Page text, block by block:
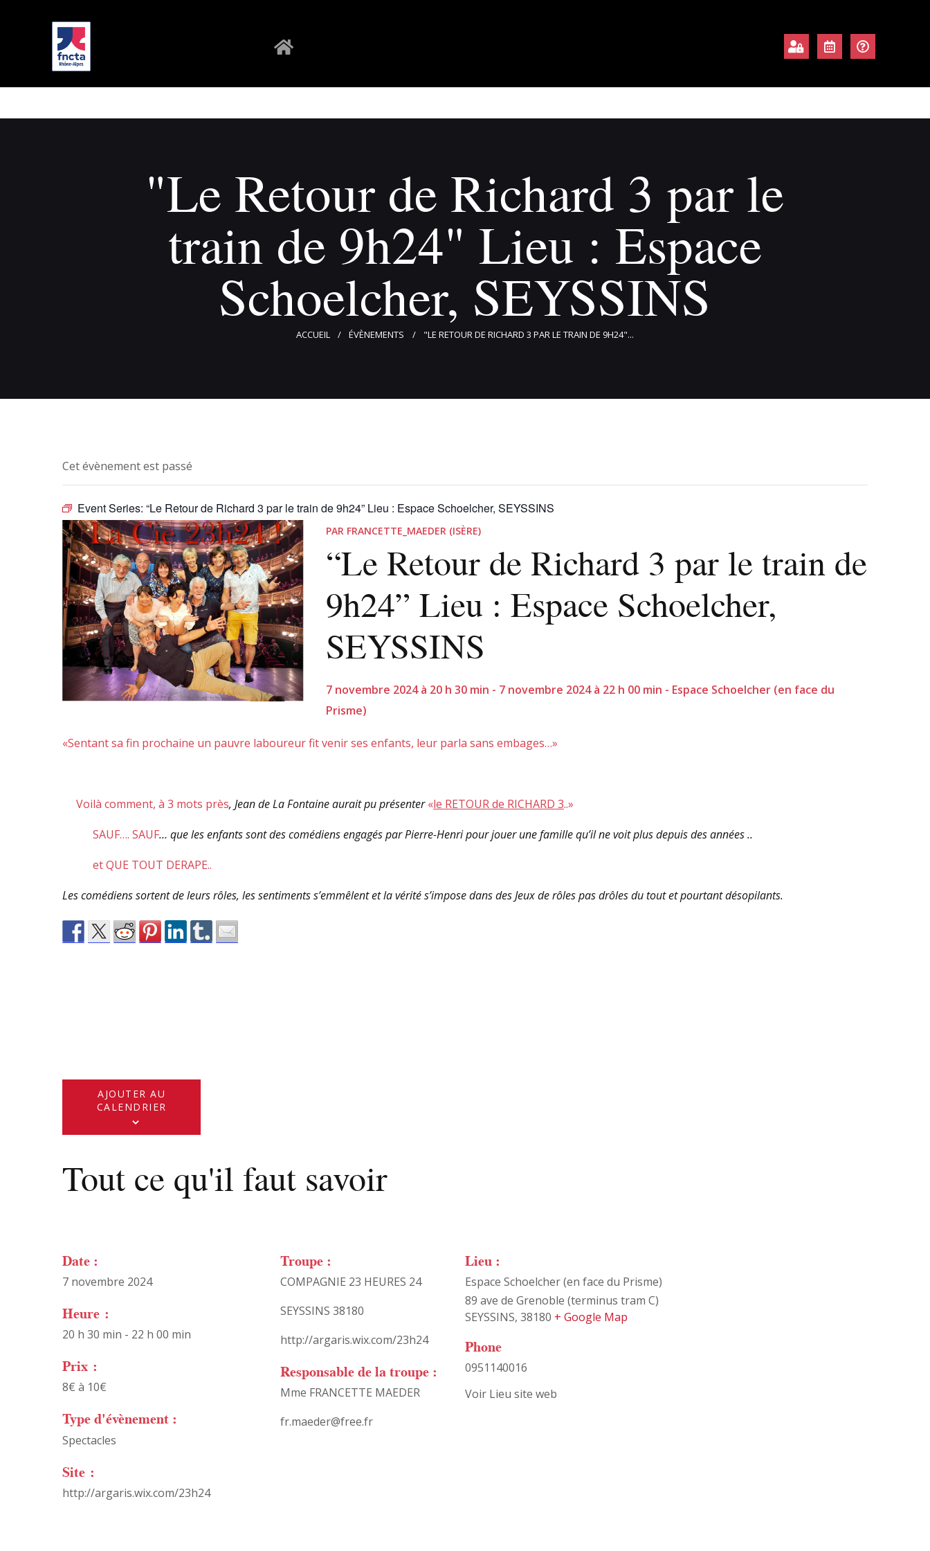
"Le Retour de Richard 3 par le
train de 9h24" Lieu : Espace
Schoelcher, SEYSSINS
ACCUEIL ÉVÈNEMENTS "LE RETOUR DE RICHARD 3 PAR LE TRAIN DE 9H24"...
Évènements
Actualités
Cet évènement est passé
Event Series: “Le Retour de Richard 3 par le train de 9h24” Lieu : Espace Schoelcher, SEYSSINS
PAR FRANCETTE_MAEDER (ISÈRE)
“Le Retour de Richard 3 par le train de
9h24” Lieu : Espace Schoelcher,
SEYSSINS
7 novembre 2024 à 20 h 30 min - 7 novembre 2024 à 22 h 00 min - Espace Schoelcher (en face du
Prisme)
«Sentant sa fin prochaine un pauvre laboureur fit venir ses enfants, leur parla sans embages…»
Voilà comment, à 3 mots près, Jean de La Fontaine aurait pu présenter «le RETOUR de RICHARD 3..»
SAUF…. SAUF… que les enfants sont des comédiens engagés par Pierre-Henri pour jouer une famille qu’il ne voit plus depuis des années ..
et QUE TOUT DERAPE..
Les comédiens sortent de leurs rôles, les sentiments s’emmêlent et la vérité s’impose dans des Jeux de rôles pas drôles du tout et pourtant désopilants.
AJOUTER AU
CALENDRIER
Tout ce qu'il faut savoir
Date :
7 novembre 2024
Heure :
20 h 30 min - 22 h 00 min
Prix :
8€ à 10€
Type d'évènement :
Spectacles
Site :
http://argaris.wix.com/23h24
Troupe :
COMPAGNIE 23 HEURES 24
SEYSSINS 38180
http://argaris.wix.com/23h24
Responsable de la troupe :
Mme FRANCETTE MAEDER
fr.maeder@free.fr
Lieu :
Espace Schoelcher (en face du Prisme)
89 ave de Grenoble (terminus tram C)
SEYSSINS, 38180 + Google Map
Phone
0951140016
Voir Lieu site web